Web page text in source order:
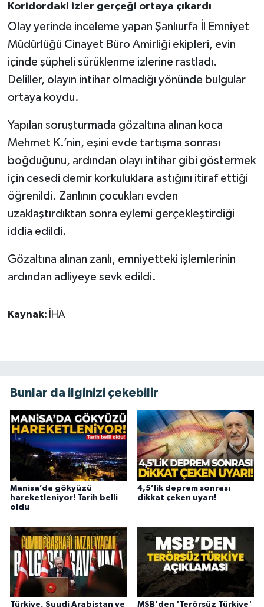
Koridordaki izler gerçeği ortaya çıkardı
Olay yerinde inceleme yapan Şanlıurfa İl Emniyet
Müdürlüğü Cinayet Büro Amirliği ekipleri, evin
içinde şüpheli sürüklenme izlerine rastladı.
Deliller, olayın intihar olmadığı yönünde bulgular
ortaya koydu.
Yapılan soruşturmada gözaltına alınan koca
Mehmet K.’nin, eşini evde tartışma sonrası
boğduğunu, ardından olayı intihar gibi göstermek
için cesedi demir korkuluklara astığını itiraf ettiği
öğrenildi. Zanlının çocukları evden
uzaklaştırdıktan sonra eylemi gerçekleştirdiği
iddia edildi.
Gözaltına alınan zanlı, emniyetteki işlemlerinin
ardından adliyeye sevk edildi.
Kaynak: İHA
Bunlar da ilginizi çekebilir
Manisa’da gökyüzü
hareketleniyor! Tarih belli
oldu
4,5’lik deprem sonrası
dikkat çeken uyarı!
Türkiye, Suudi Arabistan ve MSB'den 'Terörsüz Türkiye'